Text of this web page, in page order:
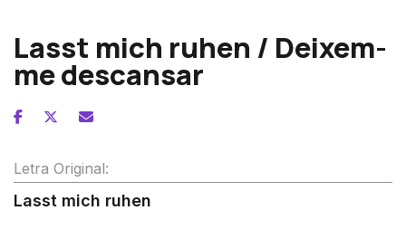
Lasst mich ruhen / Deixem-
me descansar
Letra Original:
Lasst mich ruhen